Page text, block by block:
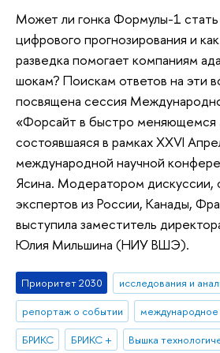
Может ли гонка Формулы-1
цифрового прогнозирования и
разведка помогает компаниям
шокам? Поискам ответов на эти
посвящена сессия
«Форсайт в быстро меняющемся
состоявшаяся в рамках XXVI
международной научной
Ясина. Модератором дискуссии,
экспертов из России, Канады,
выступила заместитель
Юлия Мильшина (НИУ ВШЭ).
Приоритет 2030
исследования и
репортаж о событии
международное
БРИКС
БРИКС +
Вышка